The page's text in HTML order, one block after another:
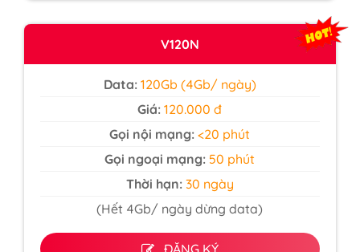
V120N
Data: 120Gb (4Gb/ ngày)
Giá:120.000 đ
Gọi nội mạng:<20 phút
Gọi ngoại mạng: 50 phút
Thời hạn:30 ngày
(Hết 4Gb/ ngày dừng data)